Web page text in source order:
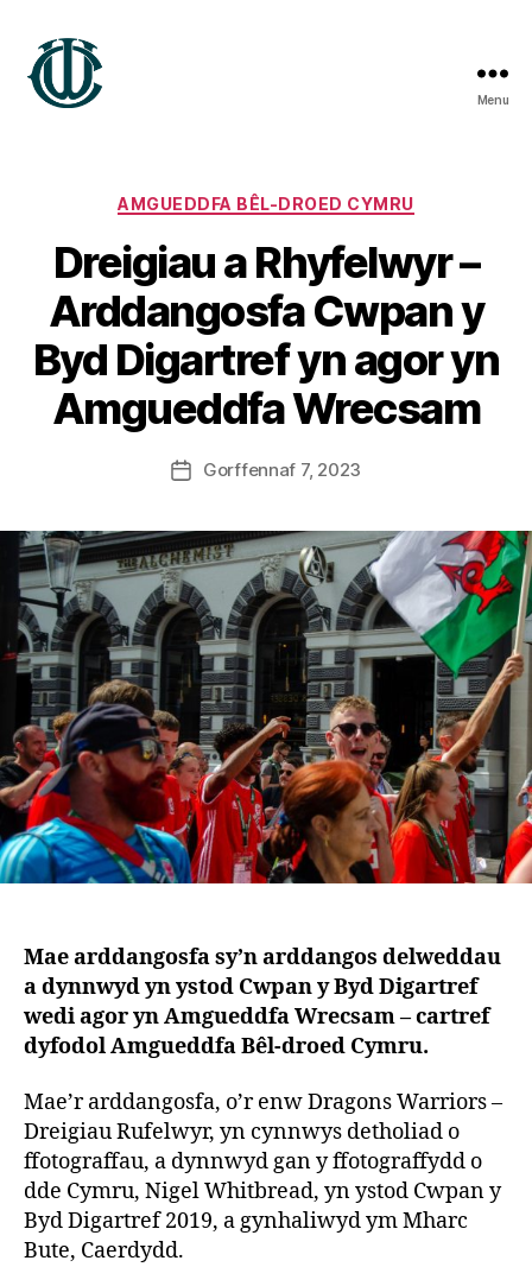
Menu
Categories
AMGUEDDFA BÊL-DROED CYMRU
Dreigiau a Rhyfelwyr –
Arddangosfa Cwpan y
Byd Digartref yn agor yn
Amgueddfa Wrecsam
Post
author
B
y
t
e
v
G
n
t
e
r
PostGorffennaf 7, 2023
Mae arddangosfa sy’n arddangos delweddau
a dynnwyd yn ystod Cwpan y Byd Digartref
wedi agor yn Amgueddfa Wrecsam – cartref
dyfodol Amgueddfa Bêl-droed Cymru.
Mae’r arddangosfa, o’r enw Dragons Warriors –
Dreigiau Rufelwyr, yn cynnwys detholiad o
ffotograffau, a dynnwyd gan y ffotograffydd o
dde Cymru, Nigel Whitbread, yn ystod Cwpan y
Byd Digartref 2019, a gynhaliwyd ym Mharc
Bute, Caerdydd.